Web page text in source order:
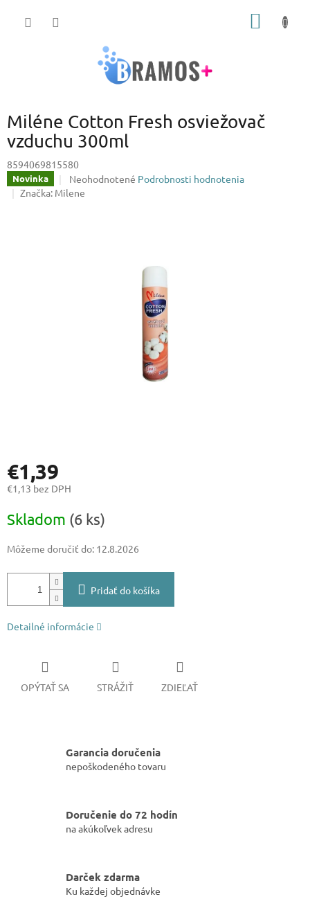
Miléne Cotton Fresh osviežovač
vzduchu 300ml
8594069815580
Novinka
Priemerné
hodnotenie
Neohodnotené Podrobnosti hodnotenia
Značka: Milene
€1,39
€1,13 bez DPH
cena:
Skladom (6 ks)
Môžeme doručiť do: 12.8.2026
Pridať do košíka
Detailné informácie
OPÝTAŤ SA STRÁŽIŤ ZDIEĽAŤ
Garancia doručenia
nepoškodeného tovaru
Doručenie do 72 hodín
na akúkoľvek adresu
Darček zdarma
Ku každej objednávke